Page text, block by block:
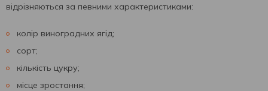
відрізняються за певними характеристиками:
колір виноградних ягід;
сорт;
кількість цукру;
місце зростання;